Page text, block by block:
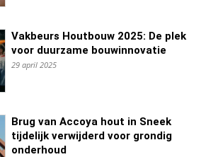
Vakbeurs Houtbouw 2025: De plek
voor duurzame bouwinnovatie
29 april 2025
Brug van Accoya hout in Sneek
tijdelijk verwijderd voor grondig
onderhoud